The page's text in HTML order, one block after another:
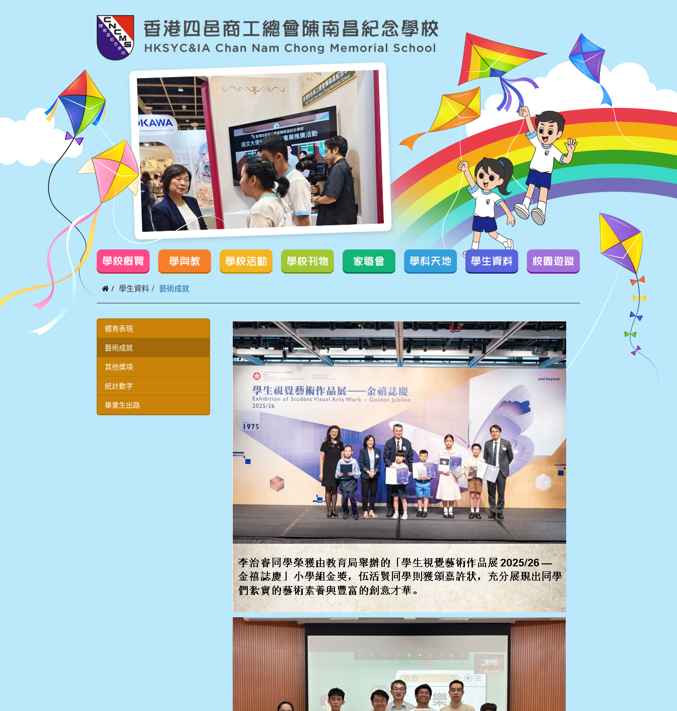
學校概覽 學與教 學校活動 學校刊物 家職會 學科天地 學生資料 校園遊蹤
學生資料 藝術成就
體育表現
藝術成就
其他獎項
統計數字
畢業生出路